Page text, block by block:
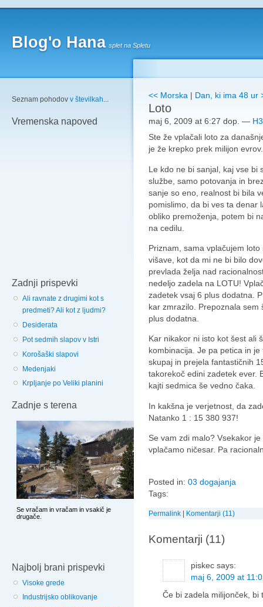
Blog'o Hana splet na Spletu
Seznam pohodov v številkah...
Vremenska napoved
Zadnji prispevki
Ali ravnate z drugimi kot s
predmeti? Ali kot z ljudmi?
Desiderata
Pot sedmih slapov v Istri
Korošaški slapovi
Medenjaki
Krpljanje po Veliki planini
Zadnje s terena
Najbolj brani prispevki
Visoke grede
Industrijsko oblikovanje
<< Morska | Dan, ki ima 48 ur
Loto
maj 6, 2009 at 6:27 dop. —
Ste že vplačali loto za
je že krepko prek milijon
Le kdo ne bi sanjal, kaj vse bi
službe, samo potovanja in
sanje so eno, realnost bi bila
pomislimo, da bi ves ta denar
obliko premoženja, potem bi
na cedilu.
Priznam, sama vplačujem
višave, kot da mi ne bi bilo
prevlada želja nad
nedeljo zadela na LOTU!
zadetek vsaj 6 plus dodatna.
kar zmrazilo. Prepoznala sem
plus dodatna.
Kar nikakor ni isto kot šest ali
kombinacija. Je pa petica in
skupaj in prejela fantastičnih
takorekoč edini zadetek ever.
kajti sedmica še vedno čaka.
In kakšna je verjetnost, da
Natanko 1 : 15 380 937!
Se vam zdi malo? Vsekakor
vplačamo ničesar. Pa
Posted in: 03 dogajanja
Tags:
Permalink Komentarji (11)
Komentarji (11)
piskec says:
maj 6, 2009 at
Če bi zadela milijonček,